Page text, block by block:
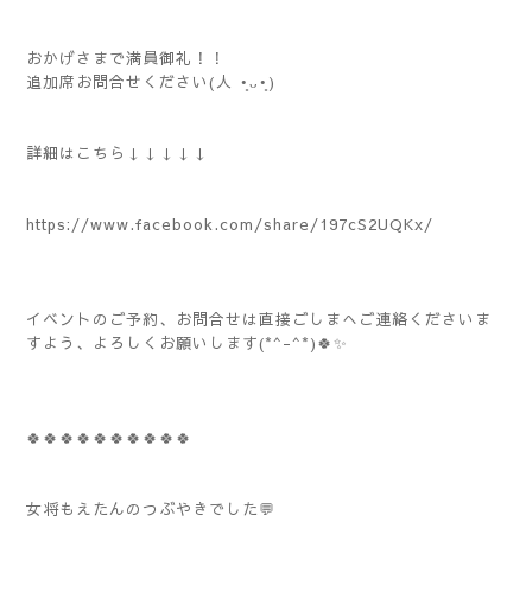
おかげさまで満員御礼！！
追加席お問合せください(⁠人⁠ ⁠•͈⁠ᴗ⁠•͈⁠)
詳細はこちら↓↓↓↓↓
https://www.facebook.com/share/197cS2UQKx/
イベントのご予約、お問合せは直接ごしまへご連絡くださいま
すよう、よろしくお願いします(*^-^*)🍀✨️
🍀🍀🍀🍀🍀🍀🍀🍀🍀🍀
女将もえたんのつぶやきでした💬